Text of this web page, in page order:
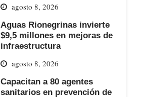
agosto 8, 2026
Aguas Rionegrinas invierte
$9,5 millones en mejoras de
infraestructura
agosto 8, 2026
Capacitan a 80 agentes
sanitarios en prevención de